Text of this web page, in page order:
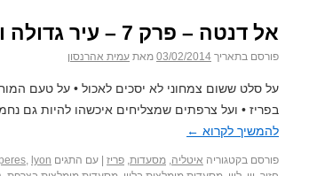
אל דנטה – פרק 7 – עיר גדולה וחזירים בה הרבה
פורסם בתאריך 03/02/2014 מאת עמית אהרנסון
על סלט ששום צמחוני לא יסכים לאכול • על טעם
בפריז • ועל צרפתים שמצליחים איכשהו להיות גם
להמשיך לקרוא ←
פורסם בקטגוריה איטליה, מסעדות, פריז עם התגים , lyon